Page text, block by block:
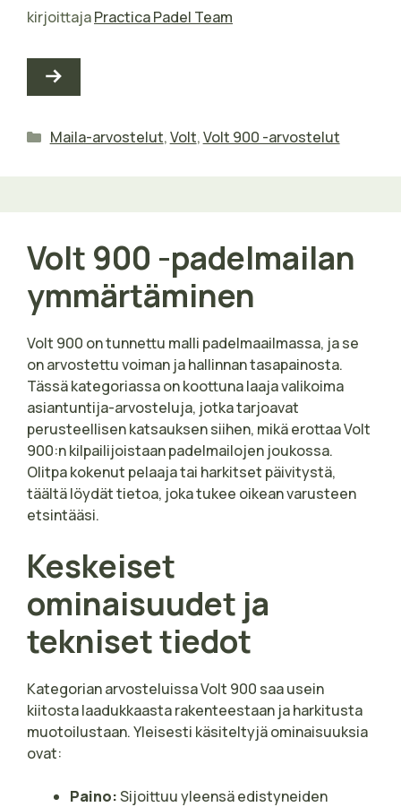
kirjoittajaPractica Padel Team
Kategoriat
Maila-arvostelut,Volt,Volt 900 -arvostelut
Volt 900 -padelmailan
ymmärtäminen
Volt 900 on tunnettu malli padelmaailmassa, ja se
on arvostettu voiman ja hallinnan tasapainosta.
Tässä kategoriassa on koottuna laaja valikoima
asiantuntija-arvosteluja, jotka tarjoavat
perusteellisen katsauksen siihen, mikä erottaa Volt
900:n kilpailijoistaan padelmailojen joukossa.
Olitpa kokenut pelaaja tai harkitset päivitystä,
täältä löydät tietoa, joka tukee oikean varusteen
etsintääsi.
Keskeiset
ominaisuudet ja
tekniset tiedot
Kategorian arvosteluissa Volt 900 saa usein
kiitosta laadukkaasta rakenteestaan ja harkitusta
muotoilustaan. Yleisesti käsiteltyjä ominaisuuksia
ovat:
Paino:Sijoittuu yleensä edistyneiden